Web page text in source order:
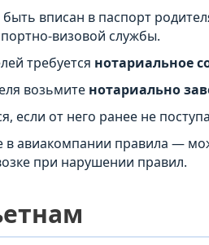
вписан в паспорт
визовой службы.
требуется нотариальное
возьмите нотариально
если от него ранее не
в авиакомпании правила —
при нарушении правил.